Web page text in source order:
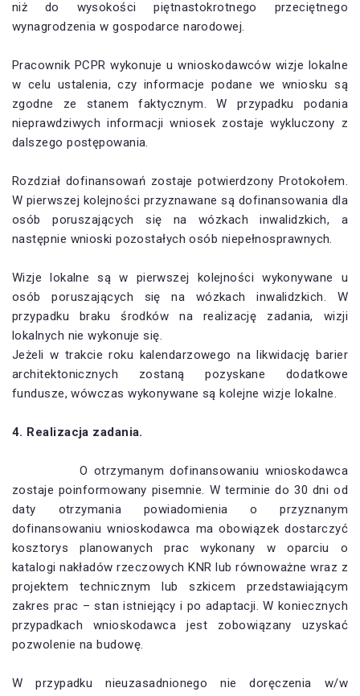
niż do wysokości piętnastokrotnego przeciętnego
wynagrodzenia w gospodarce narodowej.
Pracownik PCPR wykonuje u wnioskodawców wizje lokalne
w celu ustalenia, czy informacje podane we wniosku są
zgodne ze stanem faktycznym. W przypadku podania
nieprawdziwych informacji wniosek zostaje wykluczony z
dalszego postępowania.
Rozdział dofinansowań zostaje potwierdzony Protokołem.
W pierwszej kolejności przyznawane są dofinansowania dla
osób poruszających się na wózkach inwalidzkich, a
następnie wnioski pozostałych osób niepełnosprawnych.
Wizje lokalne są w pierwszej kolejności wykonywane u
osób poruszających się na wózkach inwalidzkich. W
przypadku braku środków na realizację zadania, wizji
lokalnych nie wykonuje się.
Jeżeli w trakcie roku kalendarzowego na likwidację barier
architektonicznych zostaną pozyskane dodatkowe
fundusze, wówczas wykonywane są kolejne wizje lokalne.
4. Realizacja zadania.
O otrzymanym dofinansowaniu wnioskodawca
zostaje poinformowany pisemnie. W terminie do 30 dni od
daty otrzymania powiadomienia o przyznanym
dofinansowaniu wnioskodawca ma obowiązek dostarczyć
kosztorys planowanych prac wykonany w oparciu o
katalogi nakładów rzeczowych KNR lub równoważne wraz z
projektem technicznym lub szkicem przedstawiającym
zakres prac – stan istniejący i po adaptacji. W koniecznych
przypadkach wnioskodawca jest zobowiązany uzyskać
pozwolenie na budowę.
W przypadku nieuzasadnionego nie doręczenia w/w